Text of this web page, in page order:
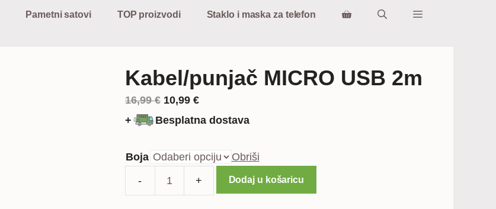
Pametni satovi TOP proizvodi Staklo i maska za telefon
Kabel/punjač MICRO USB 2m
16,99€ Izvorna
cijena
16,99 €.
10,99 €Trenutna
cijena
+ Besplatna dostava
Boja Obriši
Kabel/punjač
Dodaj u košaricu